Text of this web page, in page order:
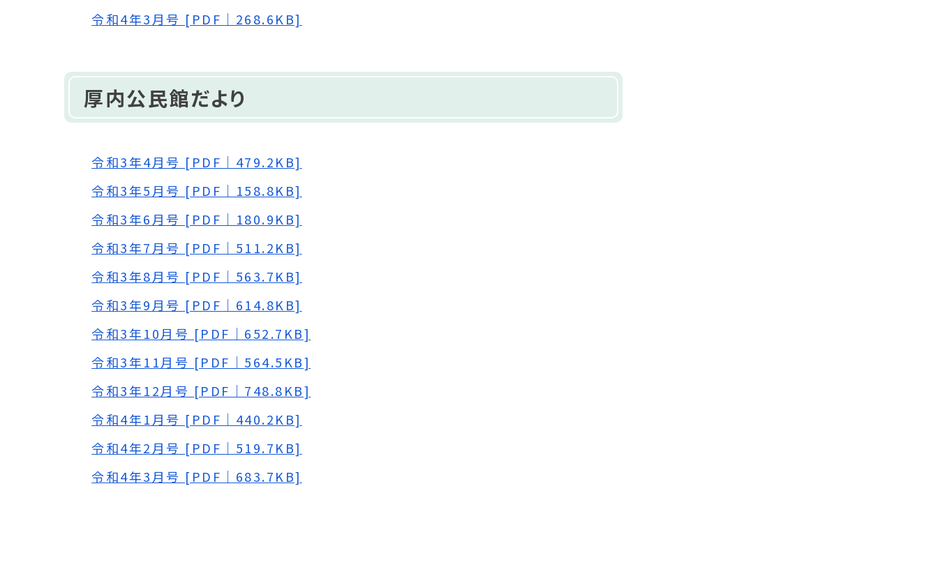
令和4年3月号 [PDF｜268.6KB]
厚内公民館だより
令和3年4月号 [PDF｜479.2KB]
令和3年5月号 [PDF｜158.8KB]
令和3年6月号 [PDF｜180.9KB]
令和3年7月号 [PDF｜511.2KB]
令和3年8月号 [PDF｜563.7KB]
令和3年9月号 [PDF｜614.8KB]
令和3年10月号 [PDF｜652.7KB]
令和3年11月号 [PDF｜564.5KB]
令和3年12月号 [PDF｜748.8KB]
令和4年1月号 [PDF｜440.2KB]
令和4年2月号 [PDF｜519.7KB]
令和4年3月号 [PDF｜683.7KB]